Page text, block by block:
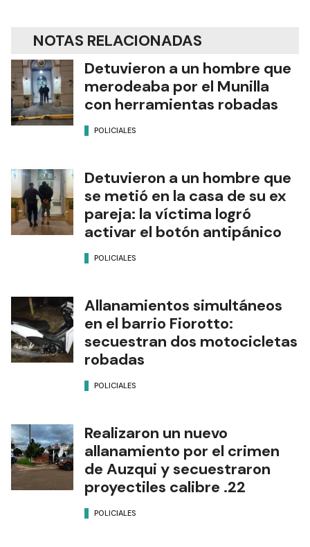
NOTAS RELACIONADAS
Detuvieron a un hombre que
merodeaba por el Munilla
con herramientas robadas
POLICIALES
Detuvieron a un hombre que
se metió en la casa de su ex
pareja: la víctima logró
activar el botón antipánico
POLICIALES
Allanamientos simultáneos
en el barrio Fiorotto:
secuestran dos motocicletas
robadas
POLICIALES
Realizaron un nuevo
allanamiento por el crimen
de Auzqui y secuestraron
proyectiles calibre .22
POLICIALES